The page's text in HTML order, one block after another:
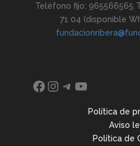
Teléfono fijo: 965566565
71 04 (disponible
Facebook
Instagram
Telegram
YouTube
Política de
Aviso
Política de